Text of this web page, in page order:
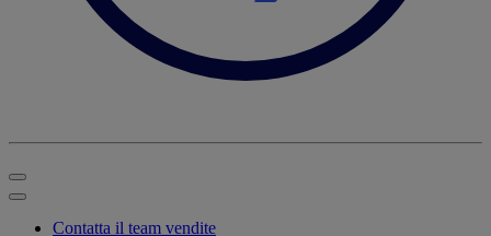
Contatta il team vendite